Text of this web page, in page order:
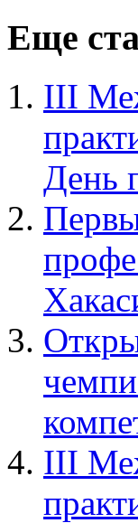
Еще
III
День
III